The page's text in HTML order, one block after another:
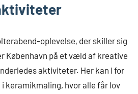
oplevelse, der skiller sig
København på et væld af kreative
aktiviteter. Her kan I for
keramikmaling, hvor alle får lov